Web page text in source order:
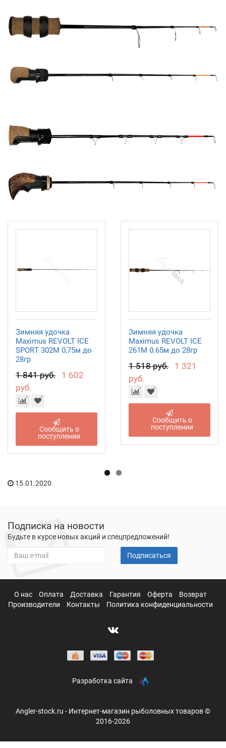
Зимняя удочка
Maximus REVOLT ICE
SPORT 302M 0,75м до
28гр
1 841 руб.
1 602
руб.
Сообщить о
поступлении
Зимняя удочка
Maximus REVOLT ICE
261M 0.65м до 28гр
1 518 руб.
1 321
руб.
Сообщить о
поступлении
15.01.2020
Подписка на новости
Будьте в курсе новых акций и спецпредложений!
Подписаться
О нас Оплата Доставка Гарантия Оферта
Возврат
Производители
Контакты Политика конфиденциальности
Разработка сайта
Angler-stock.ru - Интернет-магазин рыболовных товаров ©
2016-2026